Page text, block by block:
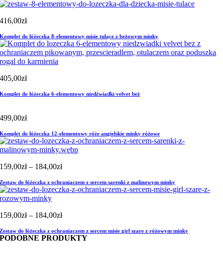
416,00zł
Komplet do łóżeczka 8-elementowy misie tulące z beżowym minky
405,00zł
Komplet do łóżeczka 6-elementowy niedźwiadki velvet beż
499,00zł
Komplet do łóżeczka 12-elementowy róże angielskie minky różowe
159,00zł – 184,00złZakres
od
159,00zł
Zestaw do łóżeczka z ochraniaczem z sercem sarenki z malinowym minky
159,00zł – 184,00złZakres
od
159,00zł
Zestaw do łóżeczka z ochraniaczem z sercem misie girl szare z różowym minky
PODOBNE PRODUKTY